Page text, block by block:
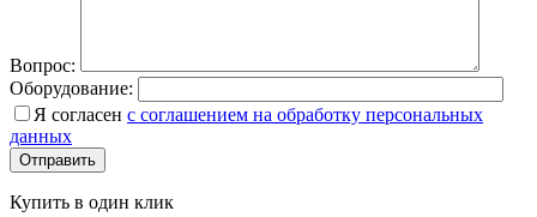
Вопрос:
Оборудование:
Я согласен с соглашением на обработку персональных
данных
Купить в один клик